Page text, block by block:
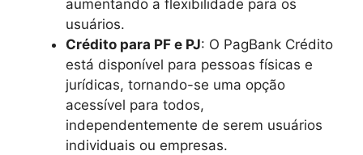
aumentando a flexibilidade para os
usuários.
Crédito para PF e PJ: O PagBank Crédito
está disponível para pessoas físicas e
jurídicas, tornando-se uma opção
acessível para todos,
independentemente de serem usuários
individuais ou empresas.